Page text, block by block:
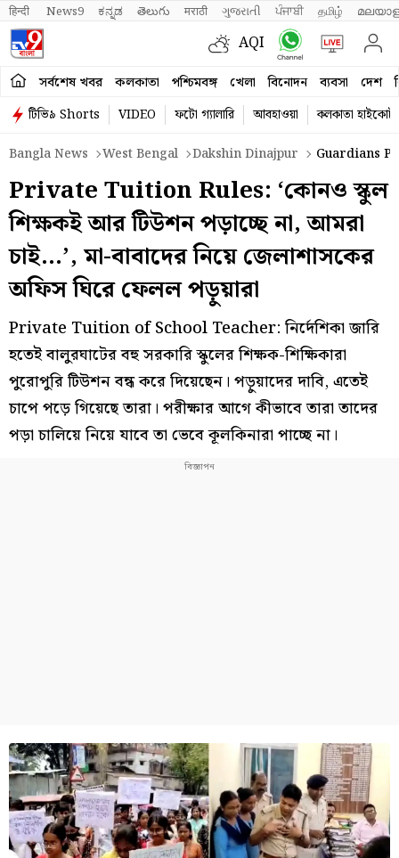
हिन्दी News9 ಕನ್ನಡ తెలుగు मराठी ગુજરાતી ਪੰਜਾਬੀ தமிழ்
AQI
সর্বশেষ খবর কলকাতা পশ্চিমবঙ্গ খেলা বিনোদন ব্যবসা দেশ
টিভি৯ Shorts VIDEO ফটো গ্যালারি আবহাওয়া
কলকাতা হাইকোর্ট
Bangla News
West Bengal Dakshin Dinajpur Guardians
Private Tuition Rules: ‘কোনও স্কুল
শিক্ষকই আর টিউশন পড়াচ্ছে না, আমরা
চাই…’, মা-বাবাদের নিয়ে জেলাশাসকের
অফিস ঘিরে ফেলল পড়ুয়ারা
Private Tuition of School Teacher: নির্দেশিকা জারি
হতেই বালুরঘাটের বহু সরকারি স্কুলের শিক্ষক-শিক্ষিকারা
পুরোপুরি টিউশন বন্ধ করে দিয়েছেন। পড়ুয়াদের দাবি, এতেই
চাপে পড়ে গিয়েছে তারা। পরীক্ষার আগে কীভাবে তারা তাদের
পড়া চালিয়ে নিয়ে যাবে তা ভেবে কূলকিনারা পাচ্ছে না।